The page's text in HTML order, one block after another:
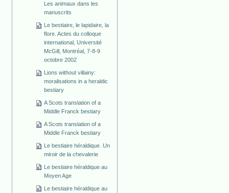
Les animaux dans les
manuscrits
Le bestiaire, le lapidaire, la
flore. Actes du colloque
international, Université
McGill, Montréal, 7-8-9
octobre 2002
Lions without villainy:
moralisations in a heraldic
bestiary
A Scots translation of a
Middle Franck bestiary
A Scots translation of a
Middle Franck bestiary
Le bestiaire héraldique. Un
miroir de la chevalerie
Le bestiaire héraldique au
Moyen Age
Le bestiaire héraldique au